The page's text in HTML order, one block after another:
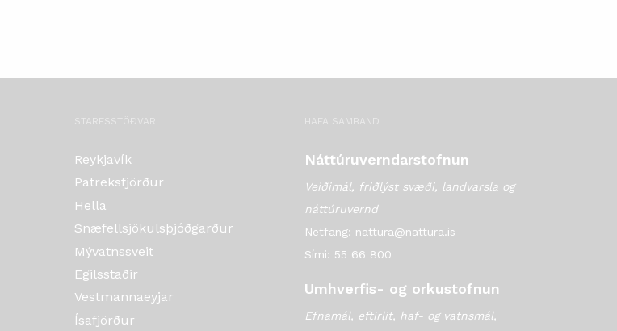
STARFSSTÖÐVAR
Reykjavík
Patreksfjörður
Hella
Snæfellsjökulsþjóðgarður
Mývatnssveit
Egilsstaðir
Vestmannaeyjar
Ísafjörður
HAFA SAMBAND
Náttúruverndarstofnun
Veiðimál, friðlýst svæði, landvarsla og
náttúruvernd
Netfang: nattura@nattura.is
Sími: 55 66 800
Umhverfis- og orkustofnun
Efnamál, eftirlit, haf- og vatnsmál,